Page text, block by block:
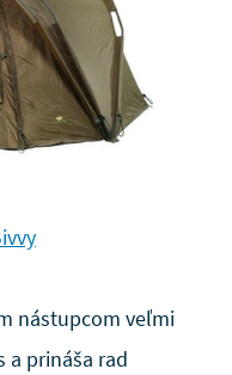
nástupcom veľmi
a prináša rad